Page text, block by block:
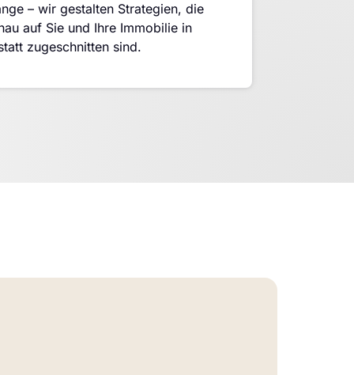
– wir gestalten Strategien, die
auf Sie und Ihre Immobilie in
zugeschnitten sind.